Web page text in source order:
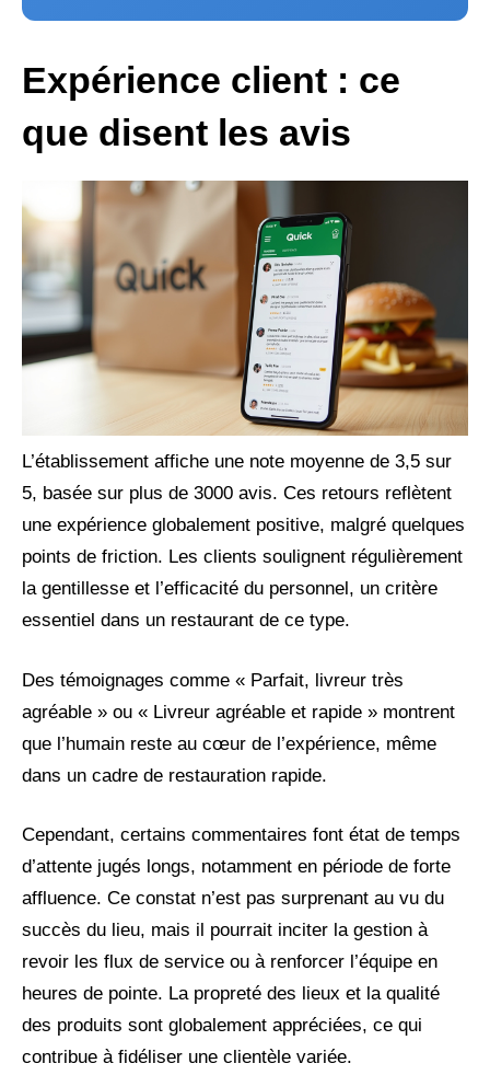
Expérience client : ce
que disent les avis
L’établissement affiche une note moyenne de 3,5 sur
5, basée sur plus de 3000 avis. Ces retours reflètent
une expérience globalement positive, malgré quelques
points de friction. Les clients soulignent régulièrement
la gentillesse et l’efficacité du personnel, un critère
essentiel dans un restaurant de ce type.
Des témoignages comme « Parfait, livreur très
agréable » ou « Livreur agréable et rapide » montrent
que l’humain reste au cœur de l’expérience, même
dans un cadre de restauration rapide.
Cependant, certains commentaires font état de temps
d’attente jugés longs, notamment en période de forte
affluence. Ce constat n’est pas surprenant au vu du
succès du lieu, mais il pourrait inciter la gestion à
revoir les flux de service ou à renforcer l’équipe en
heures de pointe. La propreté des lieux et la qualité
des produits sont globalement appréciées, ce qui
contribue à fidéliser une clientèle variée.